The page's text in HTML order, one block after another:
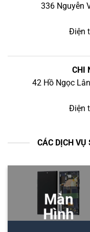
336 Nguyễn
Điện
CHI
42 Hồ Ngọc
Điện
CÁC DỊCH VỤ
Màn
Hình